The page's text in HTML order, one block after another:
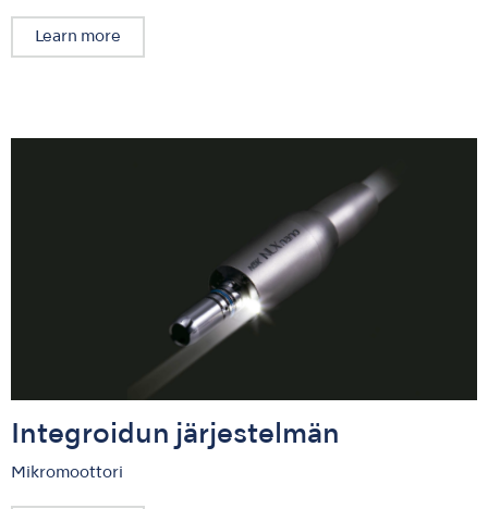
Learn more
Integroidun järjestelmän
Mikromoottori